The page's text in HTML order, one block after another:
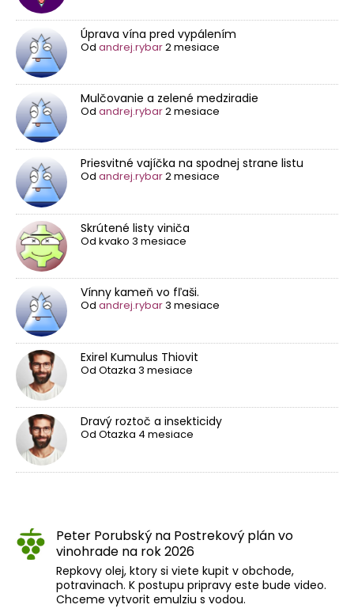
Úprava vína pred vypálením
Od andrej.rybar2 mesiace
Mulčovanie a zelené medziradie
Od andrej.rybar2 mesiace
Priesvitné vajíčka na spodnej strane listu
Od andrej.rybar2 mesiace
Skrútené listy viniča
Od kvako 3 mesiace
Vínny kameň vo fľaši.
Od andrej.rybar3 mesiace
Exirel Kumulus Thiovit
Od Otazka 3 mesiace
Dravý roztoč a insekticidy
Od Otazka 4 mesiace
Peter Porubský na Postrekový plán vo
vinohrade na rok 2026
Repkovy olej, ktory si viete kupit v obchode,
potravinach. K postupu pripravy este bude video.
Chceme vytvorit emulziu s vodou.